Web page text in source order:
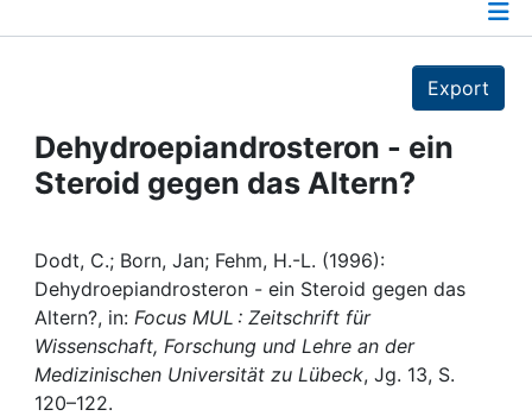
Projects
People
Institutions
Awards
My FIS
Export
Dehydroepiandrosteron - ein
Steroid gegen das Altern?
Dodt, C.; Born, Jan; Fehm, H.-L. (1996):
Dehydroepiandrosteron - ein Steroid gegen das
Altern?, in: Focus MUL : Zeitschrift für
Wissenschaft, Forschung und Lehre an der
Medizinischen Universität zu Lübeck, Jg. 13, S.
120–122.